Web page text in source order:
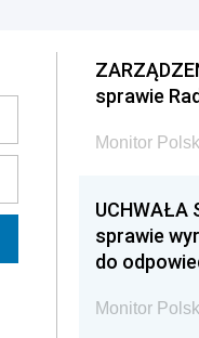
sprawie
Monitor
UCHWAŁA
sprawie
do
Monitor